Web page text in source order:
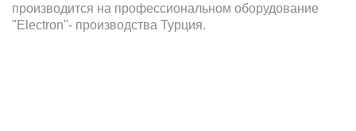
производится на профессиональном оборудование
"Electron"- производства Турция.